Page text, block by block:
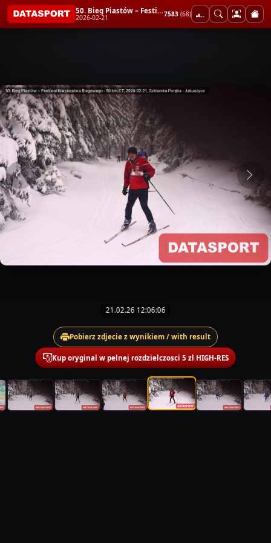
50. Bieg Piastów – Festiwal Narciarstwa Biegowego - 50 km CT
2026-02-21 7583 (68)
21.02.26 12:06:06
Pobierz zdjecie z wynikiem / with result
Kup oryginal w pelnej rozdzielczosci 5 zl HIGH-RES